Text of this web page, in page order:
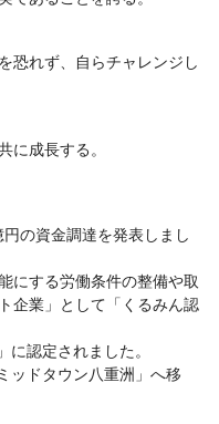
恐れず、自らチャレンジし
に成長する。
の資金調達を発表しまし
にする労働条件の整備や取
企業」として「くるみん認
認定されました。
ッドタウン八重洲」へ移